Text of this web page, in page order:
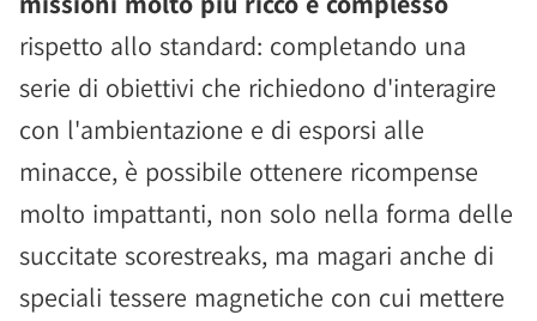
rispetto allo standard: completando una
serie di obiettivi che richiedono d'interagire
con l'ambientazione e di esporsi alle
minacce, è possibile ottenere ricompense
molto impattanti, non solo nella forma delle
succitate scorestreaks, ma magari anche di
speciali tessere magnetiche con cui mettere